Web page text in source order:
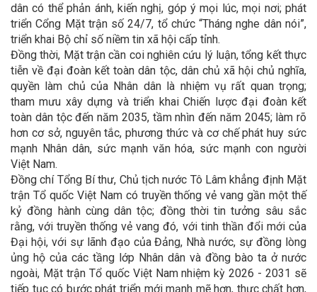
dân có thể phản ánh, kiến nghị, góp ý mọi lúc, mọi nơi; phát
triển Cổng Mặt trận số 24/7, tổ chức “Tháng nghe dân nói”,
triển khai Bộ chỉ số niềm tin xã hội cấp tỉnh.
Đồng thời, Mặt trận cần coi nghiên cứu lý luận, tổng kết thực
tiễn về đại đoàn kết toàn dân tộc, dân chủ xã hội chủ nghĩa,
quyền làm chủ của Nhân dân là nhiệm vụ rất quan trọng;
tham mưu xây dựng và triển khai Chiến lược đại đoàn kết
toàn dân tộc đến năm 2035, tầm nhìn đến năm 2045; làm rõ
hơn cơ sở, nguyên tắc, phương thức và cơ chế phát huy sức
mạnh Nhân dân, sức mạnh văn hóa, sức mạnh con người
Việt Nam.
Đồng chí Tổng Bí thư, Chủ tịch nước Tô Lâm khẳng định Mặt
trận Tổ quốc Việt Nam có truyền thống vẻ vang gần một thế
kỷ đồng hành cùng dân tộc; đồng thời tin tưởng sâu sắc
rằng, với truyền thống vẻ vang đó, với tinh thần đổi mới của
Đại hội, với sự lãnh đạo của Đảng, Nhà nước, sự đồng lòng
ủng hộ của các tầng lớp Nhân dân và đồng bào ta ở nước
ngoài, Mặt trận Tổ quốc Việt Nam nhiệm kỳ 2026 - 2031 sẽ
tiếp tục có bước phát triển mới mạnh mẽ hơn, thực chất hơn,